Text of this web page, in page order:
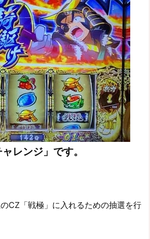
レンジ」です。
CZ「戦極」に入れるための抽選を行